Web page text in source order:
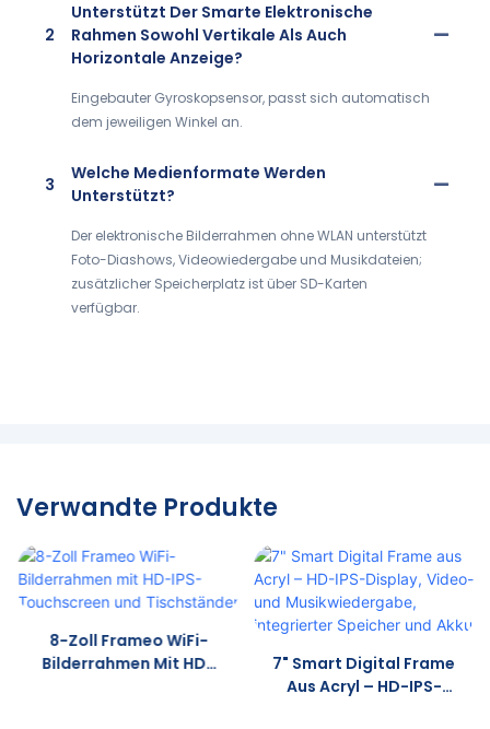
2
Unterstützt Der Smarte Elektronische
Rahmen Sowohl Vertikale Als Auch
Horizontale Anzeige?
Eingebauter Gyroskopsensor, passt sich automatisch
dem jeweiligen Winkel an.
3
Welche Medienformate Werden
Unterstützt?
Der elektronische Bilderrahmen ohne WLAN unterstützt
Foto-Diashows, Videowiedergabe und Musikdateien;
zusätzlicher Speicherplatz ist über SD-Karten
verfügbar.
Verwandte Produkte
8-Zoll Frameo WiFi-
Bilderrahmen Mit HD-
7" Smart Digital Frame
Aus Acryl – HD-IPS-